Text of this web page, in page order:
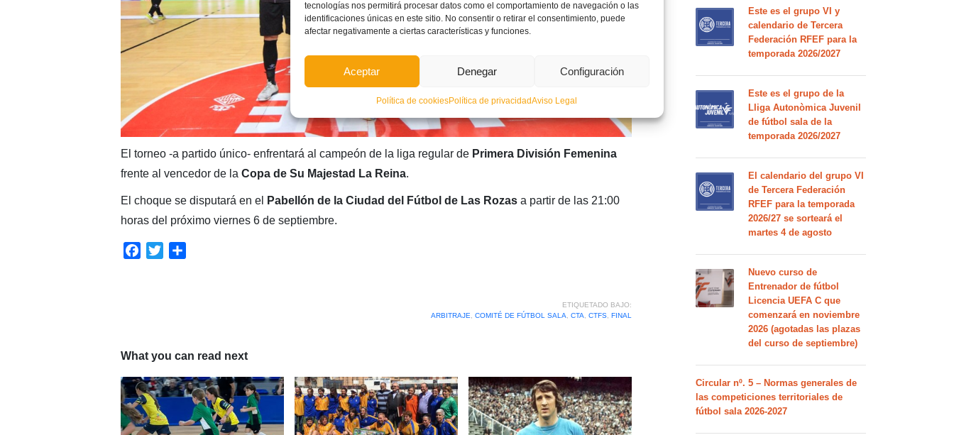
tecnologías nos permitirá procesar datos como el comportamiento de navegación o las
identificaciones únicas en este sitio. No consentir o retirar el consentimiento, puede
afectar negativamente a ciertas características y funciones.
Aceptar Denegar Configuración
Política de cookiesPolítica de privacidadAviso Legal
El torneo -a partido único- enfrentará al campeón de la liga regular de Primera División Femenina
frente al vencedor de la Copa de Su Majestad La Reina.
El choque se disputará en el Pabellón de la Ciudad del Fútbol de Las Rozasa partir de las 21:00
horas del próximo viernes 6 de septiembre.
Facebook
Twitter
ETIQUETADO BAJO:
ARBITRAJE, COMITÉ DE FÚTBOL SALA, CTA, CTFS, FINAL
What you can read next
Este es el grupo VI y
calendario de Tercera
Federación RFEF para la
temporada 2026/2027
Este es el grupo de la
Lliga Autonòmica Juvenil
de fútbol sala de la
temporada 2026/2027
El calendario del grupo VI
de Tercera Federación
RFEF para la temporada
2026/27 se sorteará el
martes 4 de agosto
Nuevo curso de
Entrenador de fútbol
Licencia UEFA C que
comenzará en noviembre
2026 (agotadas las plazas
del curso de septiembre)
Circular nº. 5 – Normas generales de
las competiciones territoriales de
fútbol sala 2026-2027